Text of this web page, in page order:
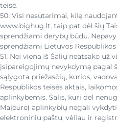
teisė.
50. Visi nesutarimai, kilę
www.bighug.lt, taip pat dėl šių
sprendžiami derybų būdu.
sprendžiami Lietuvos
51. Nei viena iš Šalių neatsako už
įsipareigojimų nevykdymą pagal
sąlygota priežasčių, kurios,
Respublikos teisės aktais,
aplinkybėmis. Šalis, kuri dėl
Majeure) aplinkybių negali
elektroniniu paštu, vėliau ir